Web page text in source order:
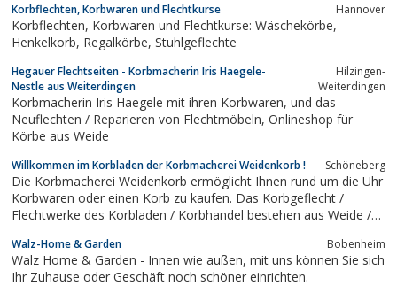
Korbflechten, Korbwaren und Flechtkurse Hannover
Korbflechten, Korbwaren und Flechtkurse: Wäschekörbe,
Henkelkorb, Regalkörbe, Stuhlgeflechte
Hegauer Flechtseiten - Korbmacherin Iris Haegele-
Nestle aus Weiterdingen
Hilzingen-
Weiterdingen
Korbmacherin Iris Haegele mit ihren Korbwaren, und das
Neuflechten / Reparieren von Flechtmöbeln, Onlineshop für
Körbe aus Weide
Willkommen im Korbladen der Korbmacherei Weidenkorb ! Schöneberg
Die Korbmacherei Weidenkorb ermöglicht Ihnen rund um die Uhr
Korbwaren oder einen Korb zu kaufen. Das Korbgeflecht /
Flechtwerke des Korbladen / Korbhandel bestehen aus Weide /
Walz-Home & Garden Bobenheim
Walz Home & Garden - Innen wie außen, mit uns können Sie sich
Ihr Zuhause oder Geschäft noch schöner einrichten.